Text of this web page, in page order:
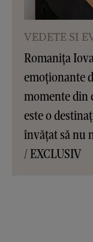
VEDETE SI
Romanița
emoționante
momente din
este o
învățat să nu
/ EXCLUSIV